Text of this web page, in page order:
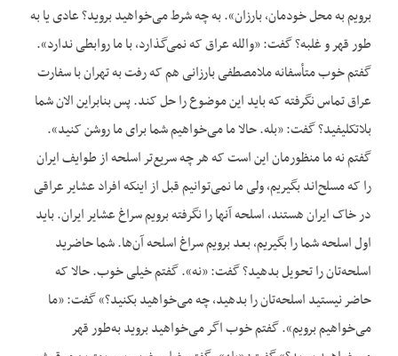
برویم به محل خودمان، بارزان». به چه شرط می‌خواهید بروید؟ عادی یا به
طور قهر و غلبه؟ گفت: «والله عراق که نمی‌گذارد، با ما روابطی ندارد».
گفتم خوب متأسفانه ملامصطفی بارزانی هم که رفت به تهران با سفارت
عراق تماس نگرفته که باید این موضوع را حل کند. پس بنابراین الان شما
بلاتکلیفید؟ گفت: «بله. حالا ما می‌خواهیم شما برای ما روشن کنید».
گفتم نه ما منظورمان این است که هر چه سریع‌تر اسلحه از طوایف ایران
را که مسلح‌اند بگیریم، ولی ما نمی‌توانیم قبل از اینکه افراد عشایر عراقی
در خاک ایران هستند، اسلحه آنها را نگرفته برویم سراغ عشایر ایران. باید
اول اسلحه شما را بگیریم، بعد برویم سراغ اسلحه آن‌ها. شما حاضرید
اسلحه‌تان را تحویل بدهید؟ گفت: «نه». گفتم خیلی خوب. حالا که
حاضر نیستید اسلحه‌تان را بدهید، چه می‌خواهید بکنید؟» گفت: «ما
می‌خواهیم برویم». گفتم خوب اگر می‌خواهید بروید به‌طور قهر